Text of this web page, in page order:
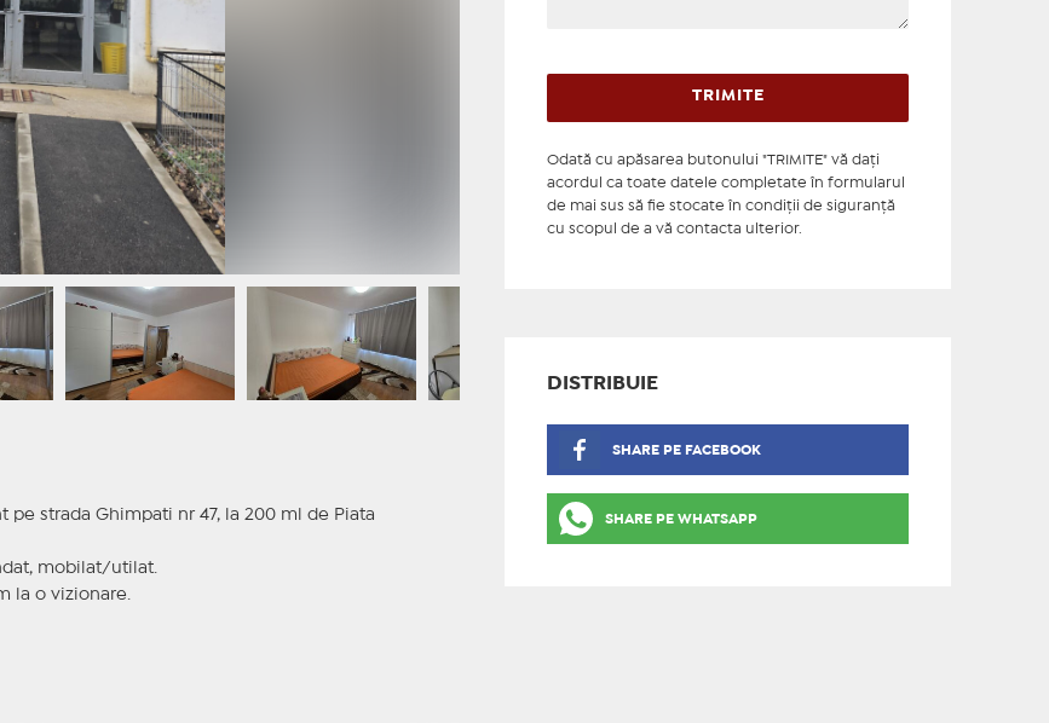
strada Ghimpati nr 47, la 200 ml de Piata
mobilat/utilat.
la o vizionare.
Odată cu apăsarea butonului "TRIMITE" vă daţi
acordul ca toate datele completate în formularul
de mai sus să fie stocate în condiţii de siguranţă
cu scopul de a vă contacta ulterior.
DISTRIBUIE
SHARE PE FACEBOOK
SHARE PE WHATSAPP